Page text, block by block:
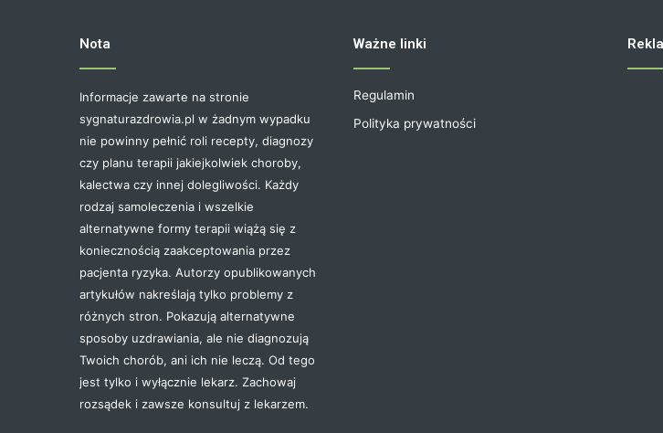
Nota
Informacje zawarte na stronie
sygnaturazdrowia.pl w żadnym wypadku
nie powinny pełnić roli recepty, diagnozy
czy planu terapii jakiejkolwiek choroby,
kalectwa czy innej dolegliwości. Każdy
rodzaj samoleczenia i wszelkie
alternatywne formy terapii wiążą się z
koniecznością zaakceptowania przez
pacjenta ryzyka. Autorzy opublikowanych
artykułów nakreślają tylko problemy z
różnych stron. Pokazują alternatywne
sposoby uzdrawiania, ale nie diagnozują
Twoich chorób, ani ich nie leczą. Od tego
jest tylko i wyłącznie lekarz. Zachowaj
rozsądek i zawsze konsultuj z lekarzem.
Ważne linki
Regulamin
Polityka prywatności